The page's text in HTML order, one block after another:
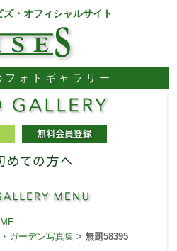
・オフィシャルサイト
フォトギャラリー
ガーデン写真集> 無題58395